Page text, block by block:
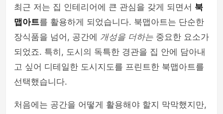
최근 저는 집 인테리어에 큰 관심을 갖게 되면서 북
맵아트를 활용하게 되었습니다. 북맵아트는 단순한
장식품을 넘어, 공간에 개성을 더하는 중요한 요소가
되었죠. 특히, 도시의 독특한 경관을 집 안에 담아내
고 싶어 디테일한 도시지도를 프린트한 북맵아트를
선택했습니다.
처음에는 공간을 어떻게 활용해야 할지 막막했지만,